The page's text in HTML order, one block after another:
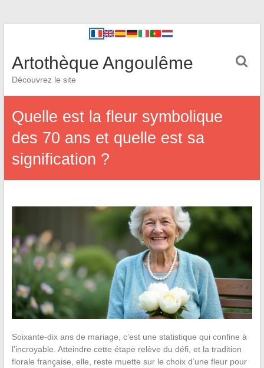
Artothèque Angoulême
Découvrez le site
Quelle est la fleur symbolique
des 70 ans et quelle est sa
signification ?
Soixante-dix ans de mariage, c’est une statistique qui confine à
l’incroyable. Atteindre cette étape relève du défi, et la tradition
florale française, elle, reste muette sur le choix d’une fleur pour